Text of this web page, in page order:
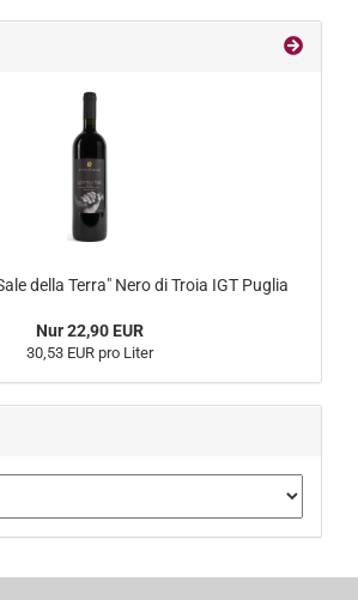
della Terra" Nero di Troia IGT Puglia
Nur 22,90 EUR
30,53 EUR pro Liter